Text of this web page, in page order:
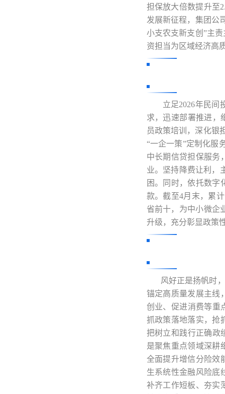
担保放大倍数提升至
发展新征程，集团公
小支农支新支创”主
资担当为区域经济高
立足2026年民间
求，迅速部署推进，
员政策培训，深化银
“一企一策”定制化服
中长期信贷担保服务
业。坚持降费让利，
困。同时，依托数字
款。截至4月末，累
省前十，为中小微企
升级，充分彰显政策
风好正是扬帆时，
锚定高质量发展主线
创业、促进消费等重
抓政策落地落实，抢
把树立和践行正确政
是聚焦重点领域深耕
全面提升增信分险效
生系统性金融风险底
补齐工作短板、夯实